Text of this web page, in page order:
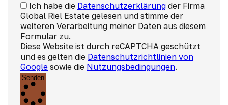
Ich habe die Datenschutzerklärung der Firma
Global Riel Estate gelesen und stimme der
weiteren Verarbeitung meiner Daten aus diesem
Formular zu.
Diese Website ist durch reCAPTCHA geschützt
und es gelten die Datenschutzrichtlinien von
Google sowie die Nutzungsbedingungen.
Senden